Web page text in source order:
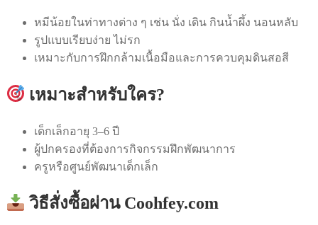
หมีน้อยในท่าทางต่าง ๆ เช่น นั่ง เดิน กินน้ำผึ้ง นอนหลับ
รูปแบบเรียบง่าย ไม่รก
เหมาะกับการฝึกกล้ามเนื้อมือและการควบคุมดินสอสี
เหมาะสำหรับใคร?
เด็กเล็กอายุ 3–6 ปี
ผู้ปกครองที่ต้องการกิจกรรมฝึกพัฒนาการ
ครูหรือศูนย์พัฒนาเด็กเล็ก
วิธีสั่งซื้อผ่าน Coohfey.com